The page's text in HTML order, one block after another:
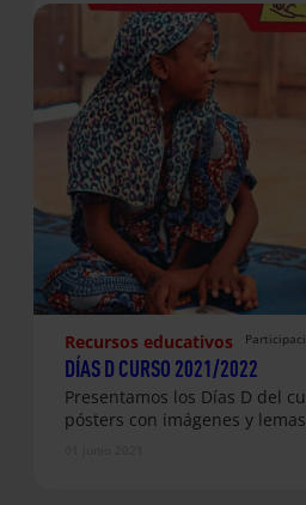
Recursos educativos
DÍAS D CURSO 2021/2022
Presentamos los Días D del
pósters con imágenes y